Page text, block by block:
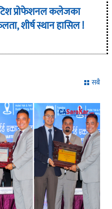
प्रोफेशनल कलेजका
शीर्ष स्थान हासिल !
सबै